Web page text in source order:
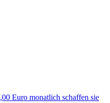
Euro monatlich schaffen sie